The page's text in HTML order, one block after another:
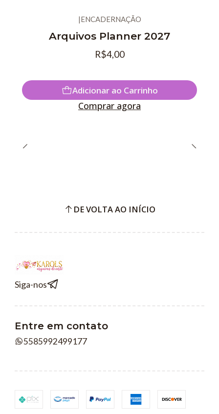
|ENCADERNAÇÃO
Arquivos Planner 2027
R$4,00
Adicionar ao Carrinho
Comprar agora
DE VOLTA AO INÍCIO
Siga-nos
Entre em contato
5585992499177